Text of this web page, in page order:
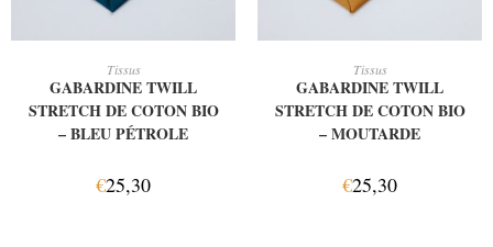
Tissus
GABARDINE TWILL
STRETCH DE COTON BIO
– BLEU PÉTROLE
€25,30
Tissus
GABARDINE TWILL
STRETCH DE COTON BIO
– MOUTARDE
€25,30